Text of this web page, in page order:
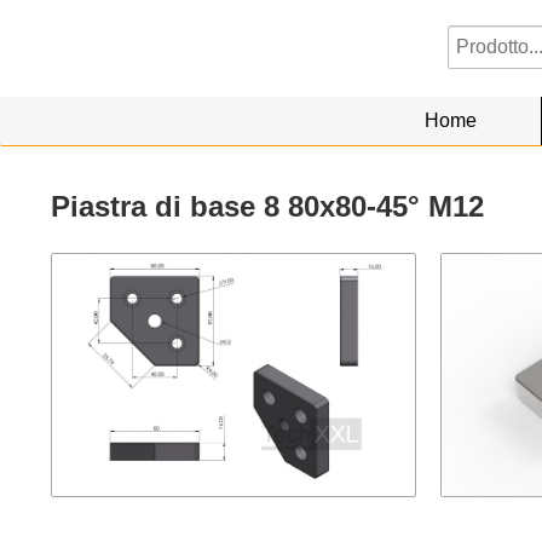
Home
Piastra di base 8 80x80-45° M12